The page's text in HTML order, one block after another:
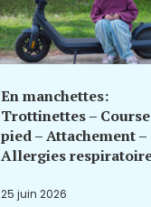
En manchettes:
Trottinettes –
pied – Attachement –
Allergies
25 juin 2026